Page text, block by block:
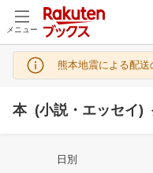
メニュー
熊本地震による配送
本 (小説・エッセイ)
日別